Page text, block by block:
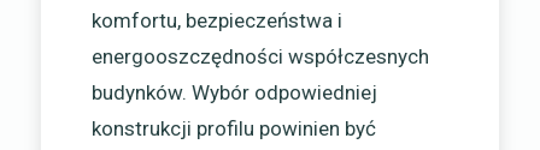
komfortu, bezpieczeństwa i
energooszczędności współczesnych
budynków. Wybór odpowiedniej
konstrukcji profilu powinien być